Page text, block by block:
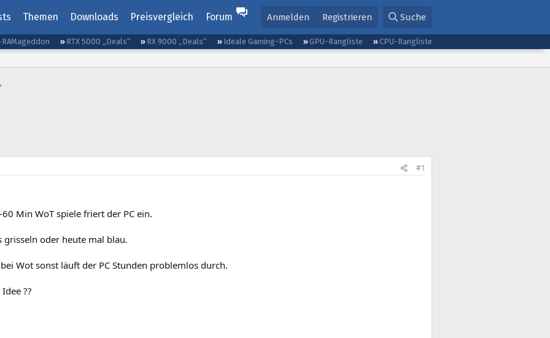
Themen Downloads Preisvergleich Forum Anmelden Registrieren Suche
RAMageddon RTX 5000 „Deals“ RX 9000 „Deals“ Ideale Gaming-PCs GPU-Rangliste
CPU-Rangliste
#1
Min WoT spiele friert der PC ein.
grisseln oder heute mal blau.
Wot sonst läuft der PC Stunden problemlos durch.
??